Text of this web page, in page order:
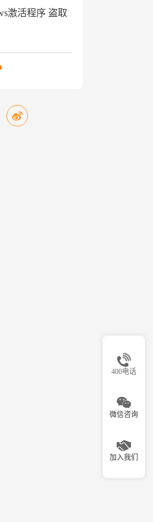
400电话
微信咨询
加入我们
分享及应用指